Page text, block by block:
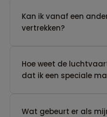
Kan ik vanaf een
vertrekken?
Hoe weet de
dat ik een speciale
Wat gebeurt er als